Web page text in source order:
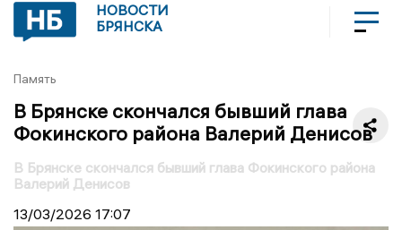
НОВОСТИ
БРЯНСКА
Память
В Брянске скончался бывший глава
Фокинского района Валерий Денисов
В Брянске скончался бывший глава Фокинского района
Валерий Денисов
13/03/2026 17:07